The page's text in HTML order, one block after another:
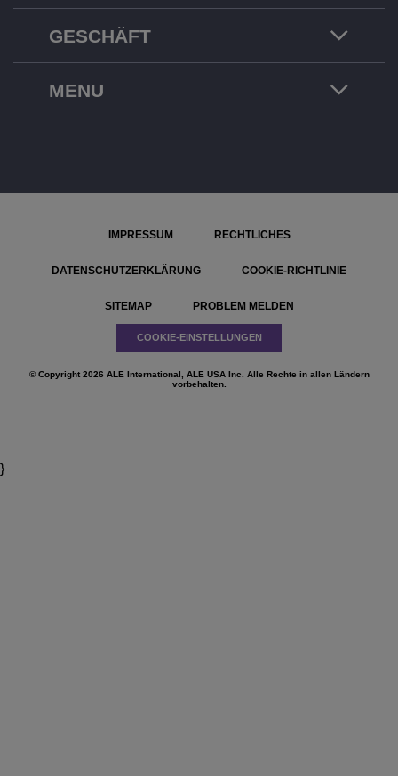
GESCHÄFT
MENU
© Copyright 2026 ALE International, ALE USA Inc. Alle Rechte in allen Ländern
vorbehalten.
IMPRESSUM RECHTLICHES
DATENSCHUTZERKLÄRUNG COOKIE-RICHTLINIE
SITEMAP PROBLEM MELDEN
COOKIE-EINSTELLUNGEN
}